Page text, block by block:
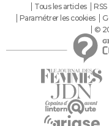
Tous les articles
RSS
Paramétrer les cookies
©